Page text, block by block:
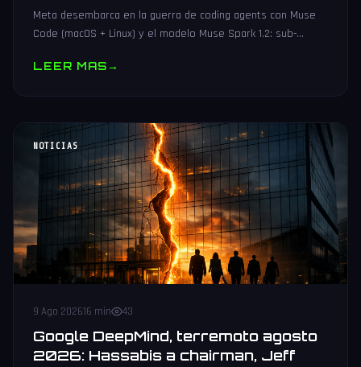
Meta desembarca en la guerra de coding agents con Muse
Code (macOS + Linux) y el modelo Muse Spark 1.2: sub-
barato.
LEER MAS→
NOTICIAS
9 Ago 202616 min 43
Google DeepMind, terremoto agosto
2026: Hassabis a chairman, Jeff